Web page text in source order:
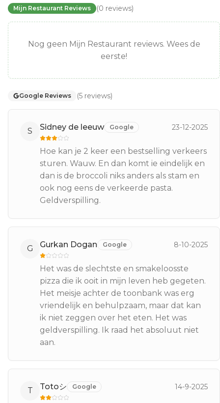
Mijn Restaurant Reviews (0 reviews)
Nog geen Mijn Restaurant reviews. Wees de
eerste!
Google Reviews (5 reviews)
S Sidney de leeuw Google 23-12-2025
Hoe kan je 2 keer een bestselling verkeers
sturen. Wauw. En dan komt ie eindelijk en
dan is de broccoli niks anders als stam en
ook nog eens de verkeerde pasta.
Geldverspilling.
G Gurkan Dogan Google 8-10-2025
Het was de slechtste en smakeloosste
pizza die ik ooit in mijn leven heb gegeten.
Het meisje achter de toonbank was erg
vriendelijk en behulpzaam, maar dat kan
ik niet zeggen over het eten. Het was
geldverspilling. Ik raad het absoluut niet
aan.
T Totoシ Google 14-9-2025